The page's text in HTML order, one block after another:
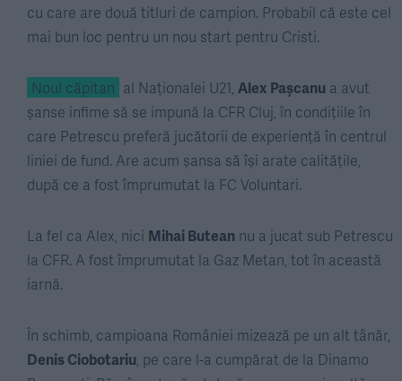
cu care are două titluri de campion. Probabil că este cel
mai bun loc pentru un nou start pentru Cristi.
Noul căpitan al Naționalei U21, Alex Pașcanu a avut
șanse infime să se impună la CFR Cluj, în condițiile în
care Petrescu preferă jucătorii de experiență în centrul
liniei de fund. Are acum șansa să își arate calitățile,
după ce a fost împrumutat la FC Voluntari.
La fel ca Alex, nici Mihai Butean nu a jucat sub Petrescu
la CFR. A fost împrumutat la Gaz Metan, tot în această
iarnă.
În schimb, campioana României mizează pe un alt tânăr,
Denis Ciobotariu, pe care l-a cumpărat de la Dinamo